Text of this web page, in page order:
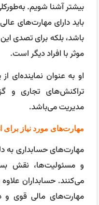
بیشتر آشنا شویم.
باید دارای مهارت‌های
باشد، بلکه برای تصدی
موثر با افراد دیگر است.
او به عنوان
تراکنش‌های تجاری و
مدیریت می‌باشد.
مهارت‌های مورد نیاز
مهارت‌های حسابداری به
و مسئولیت‌ها، نقش
می‌کنند. حسابداران
مهارت‌های مالی قوی و